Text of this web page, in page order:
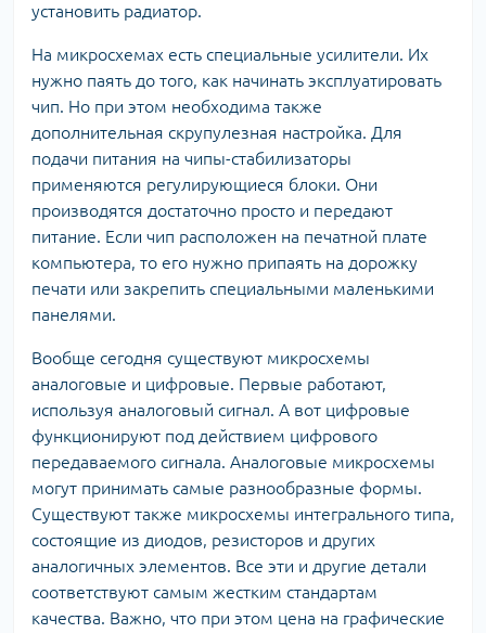
установить радиатор.
На микросхемах есть специальные усилители. Их
нужно паять до того, как начинать эксплуатировать
чип. Но при этом необходима также
дополнительная скрупулезная настройка. Для
подачи питания на чипы-стабилизаторы
применяются регулирующиеся блоки. Они
производятся достаточно просто и передают
питание. Если чип расположен на печатной плате
компьютера, то его нужно припаять на дорожку
печати или закрепить специальными маленькими
панелями.
Вообще сегодня существуют микросхемы
аналоговые и цифровые. Первые работают,
используя аналоговый сигнал. А вот цифровые
функционируют под действием цифрового
передаваемого сигнала. Аналоговые микросхемы
могут принимать самые разнообразные формы.
Существуют также микросхемы интегрального типа,
состоящие из диодов, резисторов и других
аналогичных элементов. Все эти и другие детали
соответствуют самым жестким стандартам
качества. Важно, что при этом цена на графические